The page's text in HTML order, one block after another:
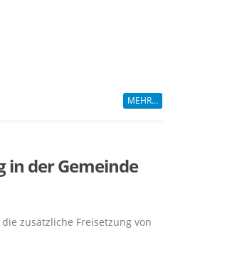
MEHR...
der Gemeinde
zusätzliche Freisetzung von